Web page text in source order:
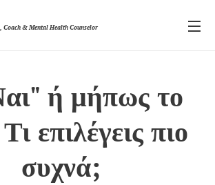
Coach & Mental Health Counselor
ή μήπως το
επιλέγεις πιο
συχνά;